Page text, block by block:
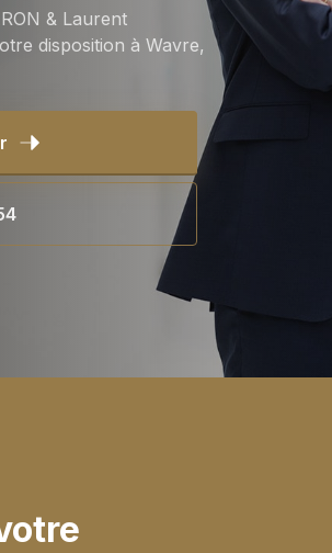
& Laurent
disposition à Wavre,